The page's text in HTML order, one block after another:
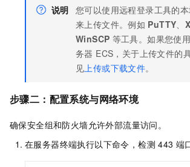
说明 您可以使用远程登录工具的
来上传文件。例如 PuTTY
WinSCP 等工具。如果您使
务器 ECS ，关于上传文件的
见 上传或下载文件。
步骤二：配置系统与网络环境
确保安全组和防火墙允许外部流量访问。
在服务器终端执行以下命令，检测 443 端